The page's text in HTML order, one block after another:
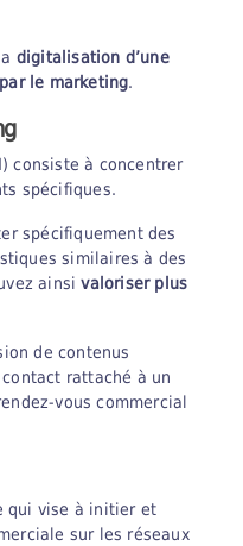
digitalisation d’une
le marketing.
consiste à concentrer
spécifiques.
spécifiquement des
similaires à des
ainsivaloriser plus
de contenus
rattaché à un
vous commercial
qui vise à initier et
sur les réseaux